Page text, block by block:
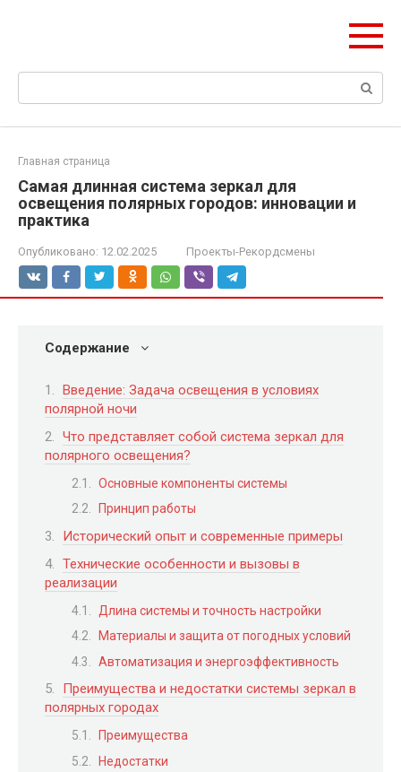
Поиск:
Главная страница
Самая длинная система зеркал для
освещения полярных городов: инновации и
практика
Опубликовано: 12.02.2025 Проекты-Рекордсмены
Содержание
Введение: Задача освещения в условиях
полярной ночи
Что представляет собой система зеркал для
полярного освещения?
Основные компоненты системы
Принцип работы
Исторический опыт и современные примеры
Технические особенности и вызовы в
реализации
Длина системы и точность настройки
Материалы и защита от погодных условий
Автоматизация и энергоэффективность
Преимущества и недостатки системы зеркал в
полярных городах
Преимущества
Недостатки